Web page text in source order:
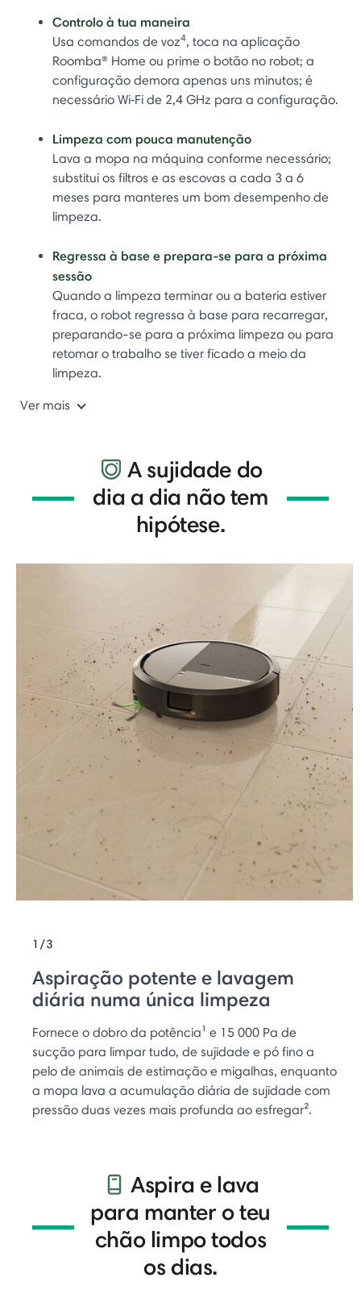
Controlo à tua maneira
Usa comandos de voz4, toca na aplicação
Roomba® Home ou prime o botão no robot; a
configuração demora apenas uns minutos; é
necessário Wi‑Fi de 2,4 GHz para a configuração.
Limpeza com pouca manutenção
Lava a mopa na máquina conforme necessário;
substitui os filtros e as escovas a cada 3 a 6
meses para manteres um bom desempenho de
limpeza.
Regressa à base e prepara-se para a próxima
sessão
Quando a limpeza terminar ou a bateria estiver
fraca, o robot regressa à base para recarregar,
preparando-se para a próxima limpeza ou para
retomar o trabalho se tiver ficado a meio da
limpeza.
Ver mais
A sujidade do
dia a dia não tem
hipótese.
1/3
Aspiração potente e lavagem
diária numa única limpeza
Fornece o dobro da potência¹ e 15 000 Pa de
sucção para limpar tudo, de sujidade e pó fino a
pelo de animais de estimação e migalhas, enquanto
a mopa lava a acumulação diária de sujidade com
pressão duas vezes mais profunda ao esfregar².
Aspira e lava
para manter o teu
chão limpo todos
os dias.